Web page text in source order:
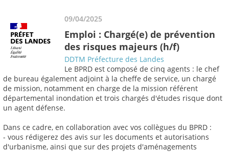
09/04/2025
Emploi : Chargé(e) de prévention
des risques majeurs (h/f)
DDTM Préfecture des Landes
Le BPRD est composé de cinq agents : le chef
de bureau également adjoint à la cheffe de service, un chargé
de mission, notamment en charge de la mission référent
départemental inondation et trois chargés d'études risque dont
un agent défense.
Dans ce cadre, en collaboration avec vos collègues du BPRD :
- vous rédigerez des avis sur les documents et autorisations
d'urbanisme, ainsi que sur des projets d'aménagements